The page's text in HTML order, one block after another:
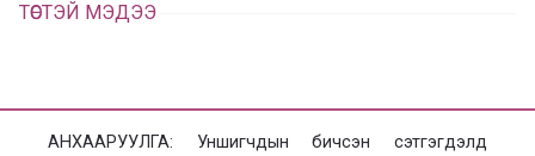
ТӨСТЭЙ МЭДЭЭ
АНХААРУУЛГА: Уншигчдын бичсэн сэтгэгдэлд